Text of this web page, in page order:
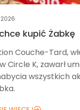
kupić Żabkę
Couche-Tard,
Circle K, zawarł
wszystkich